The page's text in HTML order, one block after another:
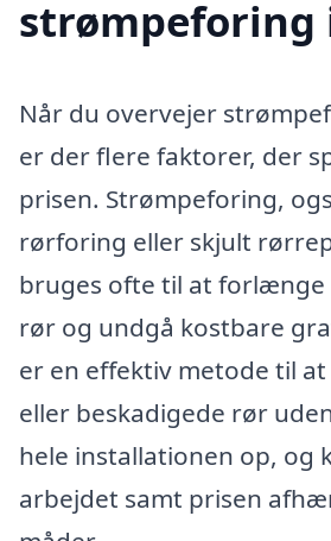
strømpeforing
Når du overvejer
er der flere faktorer, der
prisen. Strømpeforing,
rørforing eller skjult
bruges ofte til at forlænge
rør og undgå kostbare
er en effektiv metode til
eller beskadigede rør
hele installationen op, og
arbejdet samt prisen